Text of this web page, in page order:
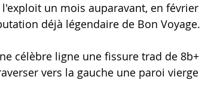
un mois auparavant, en février
déjà légendaire de Bon Voyage.
célèbre ligne une fissure trad de 8b+
vers la gauche une paroi vierge